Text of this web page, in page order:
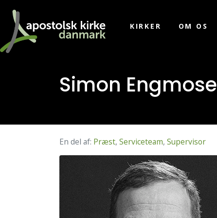
KIRKER OM OS
Simon Engmose
En del af: Præst, Serviceteam, Supervisor